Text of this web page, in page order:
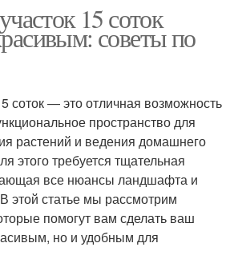
15 соток
советы по
соток — это отличная возможность
пространство для
растений и ведения домашнего
этого требуется тщательная
все нюансы ландшафта и
этой статье мы рассмотрим
помогут вам сделать ваш
но и удобным для